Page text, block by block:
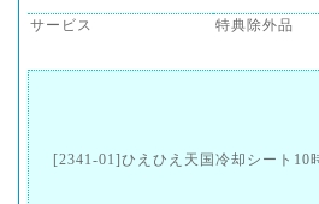
サービス 特典除外品
[2341-01]ひえひえ天国冷却シート10